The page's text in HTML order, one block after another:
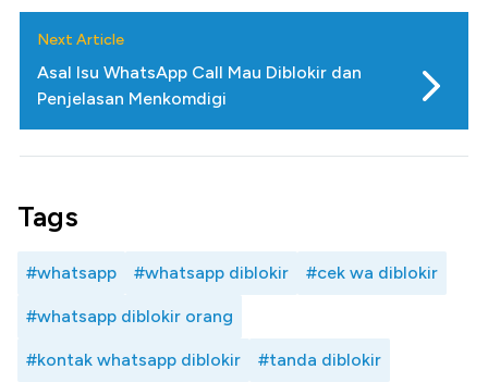
Next Article
Asal Isu WhatsApp Call Mau Diblokir dan
Penjelasan Menkomdigi
Tags
#whatsapp #whatsapp diblokir #cek wa diblokir
#whatsapp diblokir orang
#kontak whatsapp diblokir #tanda diblokir